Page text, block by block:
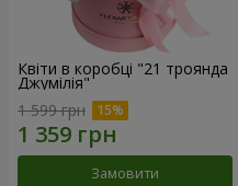
Квіти в коробці "21 троянда
Джумілія"
1 599 грн
Замовити